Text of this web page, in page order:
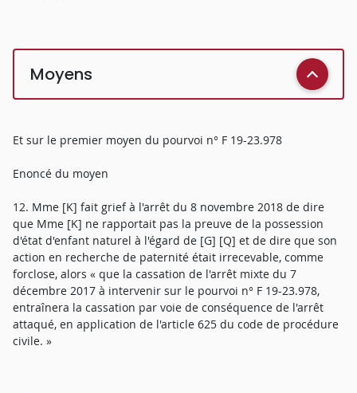
Moyens
Et sur le premier moyen du pourvoi n° F 19-23.978
Enoncé du moyen
12. Mme [K] fait grief à l'arrêt du 8 novembre 2018 de dire
que Mme [K] ne rapportait pas la preuve de la possession
d'état d'enfant naturel à l'égard de [G] [Q] et de dire que son
action en recherche de paternité était irrecevable, comme
forclose, alors « que la cassation de l'arrêt mixte du 7
décembre 2017 à intervenir sur le pourvoi n° F 19-23.978,
entraînera la cassation par voie de conséquence de l'arrêt
attaqué, en application de l'article 625 du code de procédure
civile. »